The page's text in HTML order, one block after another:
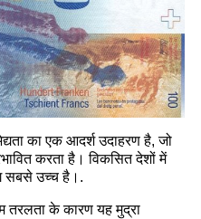
का एक आदर्श उदाहरण है, जो
करता है। विकसित देशों में
सबसे उच्च है।.
तरलता के कारण यह मुद्रा